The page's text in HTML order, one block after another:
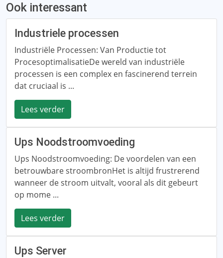
Ook interessant
Industriele processen
Industriële Processen: Van Productie tot
ProcesoptimalisatieDe wereld van industriële
processen is een complex en fascinerend terrein
dat cruciaal is ...
Lees verder
Ups Noodstroomvoeding
Ups Noodstroomvoeding: De voordelen van een
betrouwbare stroombronHet is altijd frustrerend
wanneer de stroom uitvalt, vooral als dit gebeurt
op mome ...
Lees verder
Ups Server